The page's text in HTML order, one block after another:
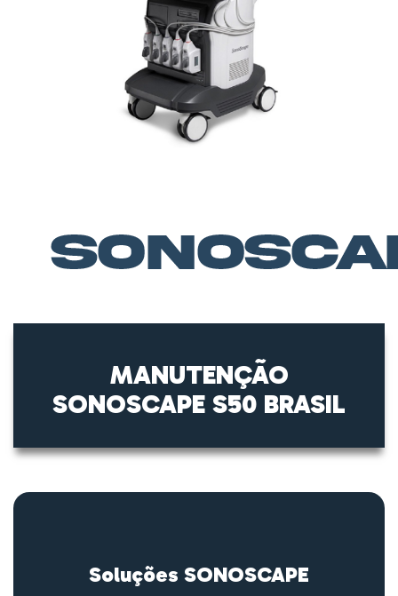
MANUTENÇÃO
SONOSCAPE S50 BRASIL
Soluções SONOSCAPE